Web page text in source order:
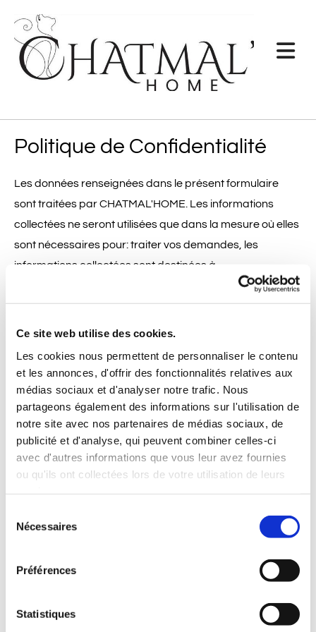
Ce site web utilise des cookies.
Les cookies nous permettent de personnaliser le contenu
et les annonces, d'offrir des fonctionnalités relatives aux
médias sociaux et d'analyser notre trafic. Nous
partageons également des informations sur l'utilisation de
notre site avec nos partenaires de médias sociaux, de
publicité et d'analyse, qui peuvent combiner celles-ci
avec d'autres informations que vous leur avez fournies
ou qu'ils ont collectées lors de votre utilisation de leurs
Nécessaires
Préférences
Statistiques
Accéder au contenu
Politique de Confidentialité
Les données renseignées dans le présent formulaire
sont traitées par CHATMAL'HOME. Les informations
collectées ne seront utilisées que dans la mesure où elles
sont nécessaires pour: traiter vos demandes, les
informations collectées sont destinées à
informations sont conservées au maximum 3 ans après
Conformément à la loi « informatique et libertés » du 6
janvier 1978 modifiée et au Règlement européen
n°2016/679/UE du 27 avril 2016, vous bénéficiez d’un
droit d’accès, de rectification, de portabilité et
d’effacement de vos données ou encore de limitation du
traitement.
opposer au traitement des données vous concernant.
avez l'opportunité d'émettre des directives sur la
données personnelles après votre décès. Vous pouvez